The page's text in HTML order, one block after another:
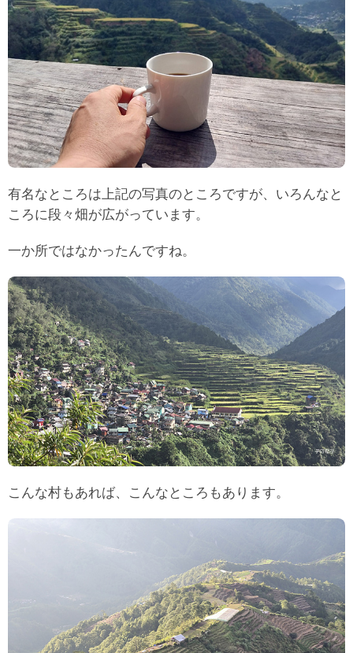
有名なところは上記の写真のところですが、いろんなと
ころに段々畑が広がっています。
一か所ではなかったんですね。
こんな村もあれば、こんなところもあります。